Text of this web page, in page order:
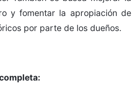
y fomentar la apropiación de
por parte de los dueños.